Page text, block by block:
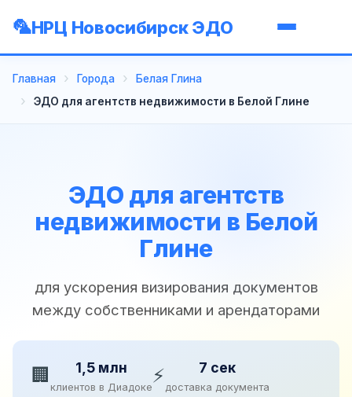
НРЦ Новосибирск ЭДО
Главная Города
Белая Глина
ЭДО для агентств недвижимости в Белой Глине
ЭДО для агентств
недвижимости в Белой
Глине
для ускорения визирования документов
между собственниками и арендаторами
🏢 1,5 млн
клиентов в Диадоке⚡ 7 сек
доставка документа